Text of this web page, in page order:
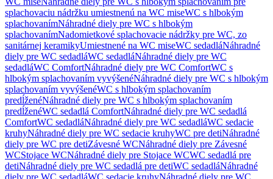
splachovaciu nádržku umiestnenú na WC miseWC s hlbokým
splachovanímNáhradné diely pre WC s hlbokým
splachovanímNadomietkové splachovacie nádržky pre WC, zo
sanitárnej keramikyUmiestnené na WC miseWC sedadláNáhradné
diely pre WC sedadláWC sedadláNáhradné diely pre WC
sedadláWC ComfortNáhradné diely pre WC ComfortWC s
hlbokým splachovaním vyvýšenéNáhradné diely pre WC s hlbokým
splachovaním vyvýšenéWC s hlbokým splachovaním
predĺženéNáhradné diely pre WC s hlbokým splachovaním
predĺženéWC sedadlá ComfortNáhradné diely pre WC sedadlá
ComfortWC sedadláNáhradné diely pre WC sedadláWC sedacie
kruhyNáhradné diely pre WC sedacie kruhyWC pre detiNáhradné
diely pre WC pre detiZávesné WCNáhradné diely pre Závesné
WCStojace WCNáhradné diely pre Stojace WCWC sedadlá pre
detiNáhradné diely pre WC sedadlá pre detiWC sedadláNáhradné
diely pre WC sedadláWC sedacie kruhyNáhradné diely pre WC